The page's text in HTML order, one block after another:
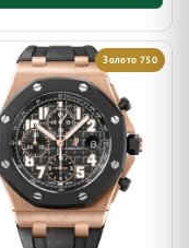
Золото 750